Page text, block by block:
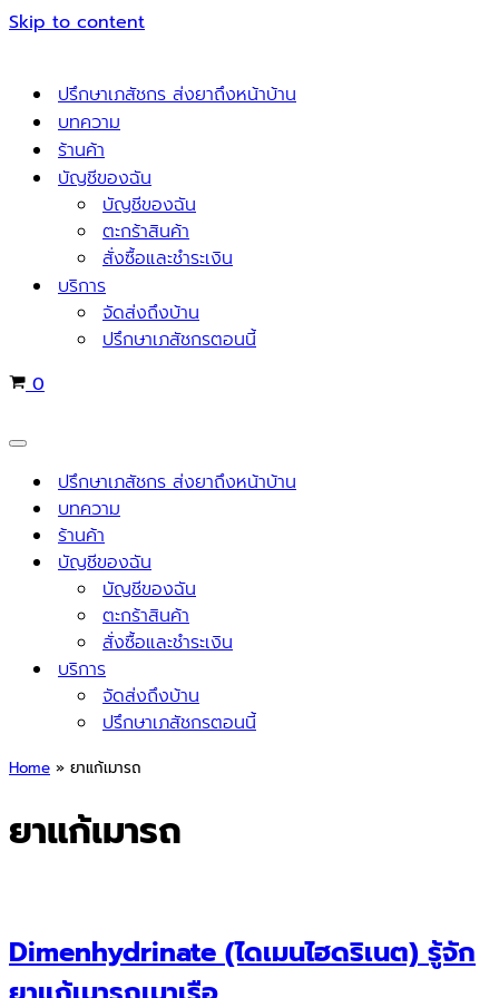
Skip to content
ปรึกษาเภสัชกร ส่งยาถึงหน้าบ้าน
บทความ
ร้านค้า
บัญชีของฉัน
บัญชีของฉัน
ตะกร้าสินค้า
สั่งซื้อและชำระเงิน
บริการ
จัดส่งถึงบ้าน
ปรึกษาเภสัชกรตอนนี้
Cart
0
Navigation
Menu ปรึกษาเภสัชกร ส่งยาถึงหน้าบ้าน
บทความ
ร้านค้า
บัญชีของฉัน
บัญชีของฉัน
ตะกร้าสินค้า
สั่งซื้อและชำระเงิน
บริการ
จัดส่งถึงบ้าน
ปรึกษาเภสัชกรตอนนี้
Home » ยาแก้เมารถ
ยาแก้เมารถ
Dimenhydrinate (ไดเมนไฮดริเนต) รู้จัก